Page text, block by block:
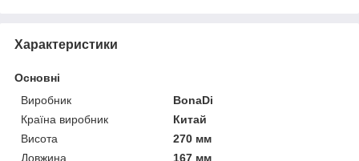
Характеристики
Основні
Виробник
BonaDi
Країна виробник
Китай
Висота
270 мм
Довжина
167 мм